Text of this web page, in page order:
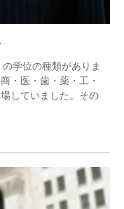
学位の種類がありま
・医・歯・薬・工・
していました。その